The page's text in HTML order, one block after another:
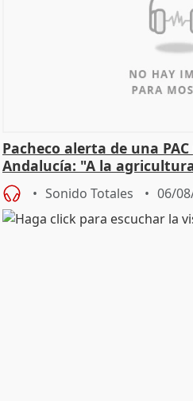
Pacheco alerta de una
Andalucía: "A la
Sonido Totales 06/